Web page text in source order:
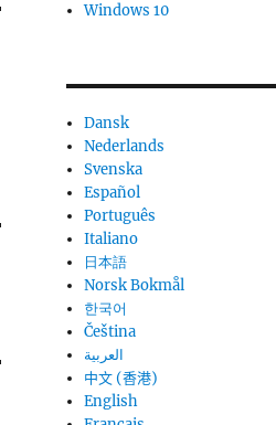
Windows 10
Dansk
Nederlands
Svenska
Español
Português
Italiano
日本語
Norsk Bokmål
한국어
Čeština
العربية
中文 (香港)
English